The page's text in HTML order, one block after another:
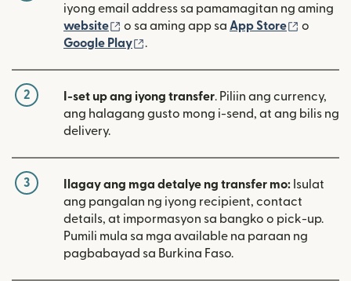
iyong email address sa pamamagitan ng aming
website
(bubukas sa bagong window)
o sa aming app sa App Store
o
Google Play
.
2 I-set up ang iyong transfer. Piliin ang currency,
ang halagang gusto mong i-send, at ang bilis ng
delivery.
3 Ilagay ang mga detalye ng transfer mo: Isulat
ang pangalan ng iyong recipient, contact
details, at impormasyon sa bangko o pick-up.
Pumili mula sa mga available na paraan ng
pagbabayad sa Burkina Faso.